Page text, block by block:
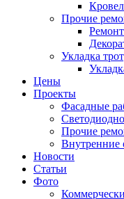
Прочие
Укладка
Цены
Проекты
Фасадные
Прочие
Внутренние
Новости
Статьи
Фото